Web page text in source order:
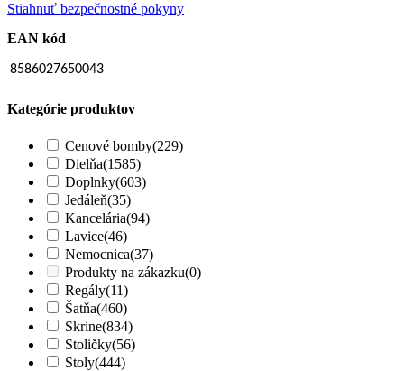
Stiahnuť bezpečnostné pokyny
EAN kód
8586027650043
Kategórie produktov
Cenové bomby(229)
Dielňa(1585)
Doplnky(603)
Jedáleň(35)
Kancelária(94)
Lavice(46)
Nemocnica(37)
Produkty na zákazku(0)
Regály(11)
Šatňa(460)
Skrine(834)
Stoličky(56)
Stoly(444)